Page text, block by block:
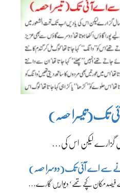
تک(تیسرا حصہ)
گزارے لیکن اس کی…
سے اے آئی تک(دوسرا حصہ)
مکان کچے تھے‘ دیواریں گارے…